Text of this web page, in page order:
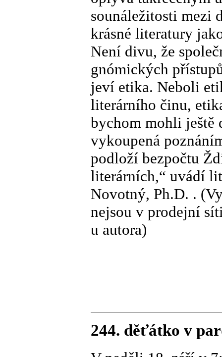
sounáležitosti mezi
krásné literatury
Není divu, že
gnómických
jeví etika. Neboli
literárního činu,
bychom mohli ještě
vykoupená
podloží bezpočtu
literárních,“ uvádí
Novotný, Ph.D. .
nejsou v prodejní
u autora)
244. děťátko v